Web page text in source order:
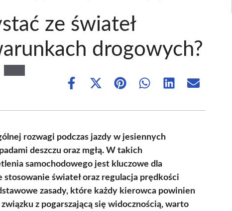
ze świateł
drogowych?
Share
Share
(Twitter)
Share Share Share Share
rozwagi podczas jazdy w jesiennych
deszczu oraz mgłą. W takich
samochodowego jest kluczowe dla
świateł oraz regulacja prędkości
zasady, które każdy kierowca powinien
z pogarszającą się widocznością, warto